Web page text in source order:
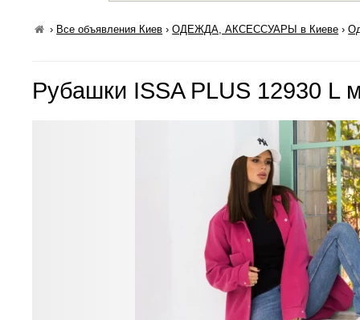
› Все объявления Киев ›ОДЕЖДА, АКСЕССУАРЫ в Киеве ›
Рубашки ISSA PLUS 12930 L